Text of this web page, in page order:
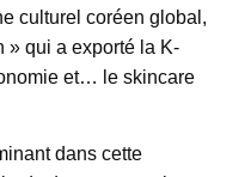
culturel coréen global,
» qui a exporté la K-
et… le skincare
dans cette